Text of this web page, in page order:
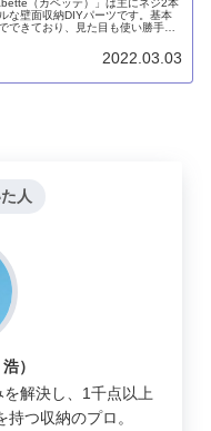
な壁面収納DIYパーツです。基本
できており、見た目も使い勝手も
2022.03.03
人
）
解決し、1千点以上
つ収納のプロ。